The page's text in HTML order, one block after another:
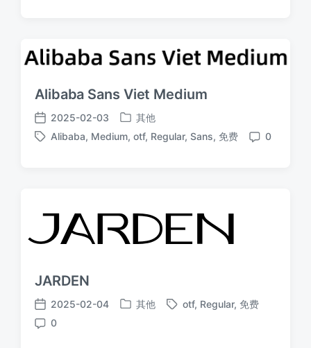
Alibaba Sans Viet Medium
发
布
2025-02-03
发
布
其他
标
Alibaba, Medium, otf, Regular, Sans, 免费
评
0
JARDEN
发
布
2025-02-04
发
其他
标
otf, Regular, 免费
评
0